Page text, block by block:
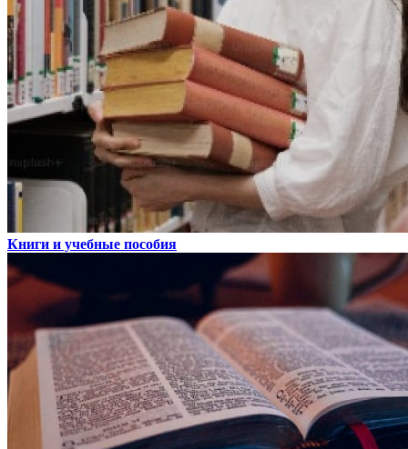
Книги и учебные пособия